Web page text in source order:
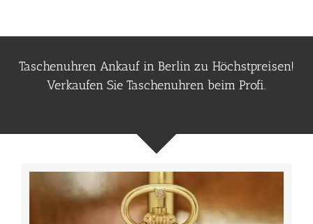
Taschenuhren Ankauf in Berlin zu Höchstpreisen!
Verkaufen Sie Taschenuhren beim Profi.